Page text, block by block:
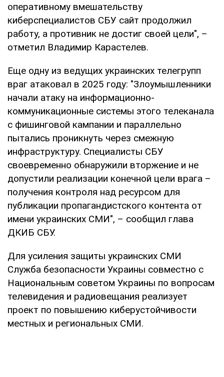
оперативному вмешательству
киберспециалистов СБУ сайт продолжил
работу, а противник не достиг своей цели", –
отметил Владимир Карастелев.
Еще одну из ведущих украинских телегрупп
враг атаковал в 2025 году: "Злоумышленники
начали атаку на информационно-
коммуникационные системы этого телеканала
с фишинговой кампании и параллельно
пытались проникнуть через смежную
инфраструктуру. Специалисты СБУ
своевременно обнаружили вторжение и не
допустили реализации конечной цели врага –
получения контроля над ресурсом для
публикации пропагандистского контента от
имени украинских СМИ", – сообщил глава
ДКИБ СБУ.
Для усиления защиты украинских СМИ
Служба безопасности Украины совместно с
Национальным советом Украины по вопросам
телевидения и радиовещания реализует
проект по повышению киберустойчивости
местных и региональных СМИ.